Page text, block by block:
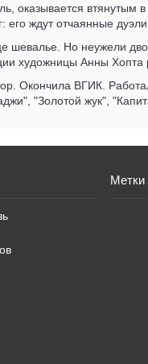
оказывается втянутым
ждут отчаянные
шевалье. Но неужели
художницы Анны Хопта
Окончила ВГИК.
"Золотой жук",
Метки